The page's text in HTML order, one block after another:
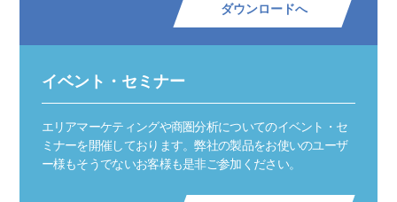
ダウンロードへ
イベント・セミナー
エリアマーケティングや商圏分析についてのイベント・セ
ミナーを開催しております。弊社の製品をお使いのユーザ
ー様もそうでないお客様も是非ご参加ください。